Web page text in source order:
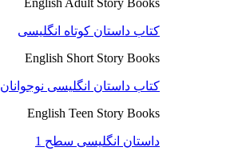
کتاب داستان کوتاه انگلیسی
English Short Story Books
کتاب داستان انگلیسی نوجوانان
English Teen Story Books
داستان انگلیسی سطح 1